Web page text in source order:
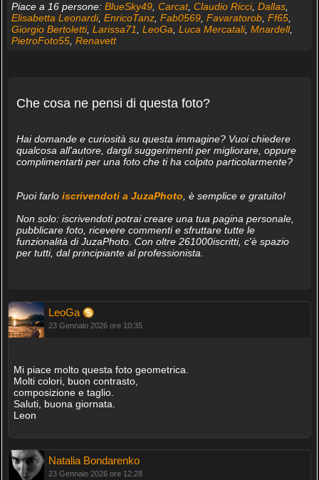
Piace a 16 persone: BlueSky49, Carcat, Claudio Ricci, Dallas,
Elisabetta Leonardi, EnricoTanz, Fab0569, Favaratorob, Ff65,
Giorgio Bertoletti, Larissa71, LeoGa, Luca Mercatali, Mnardell,
PietroFoto55, Renavett
Che cosa ne pensi di questa foto?
Hai domande e curiosità su questa immagine? Vuoi chiedere
qualcosa all'autore, dargli suggerimenti per migliorare, oppure
complimentarti per una foto che ti ha colpito particolarmente?
Puoi farlo iscrivendoti a JuzaPhoto , è semplice e gratuito!
Non solo: iscrivendoti potrai creare una tua pagina personale,
pubblicare foto, ricevere commenti e sfruttare tutte le
funzionalità di JuzaPhoto. Con oltre 261000iscritti, c'è spazio
per tutti, dal principiante al professionista.
LeoGa
23 Gennaio 2026 ore 10:35
Mi piace molto questa foto geometrica.
Molti colori, buon contrasto,
composizione e taglio.
Saluti, buona giornata.
Leon
Natalia Bondarenko
23 Gennaio 2026 ore 12:28